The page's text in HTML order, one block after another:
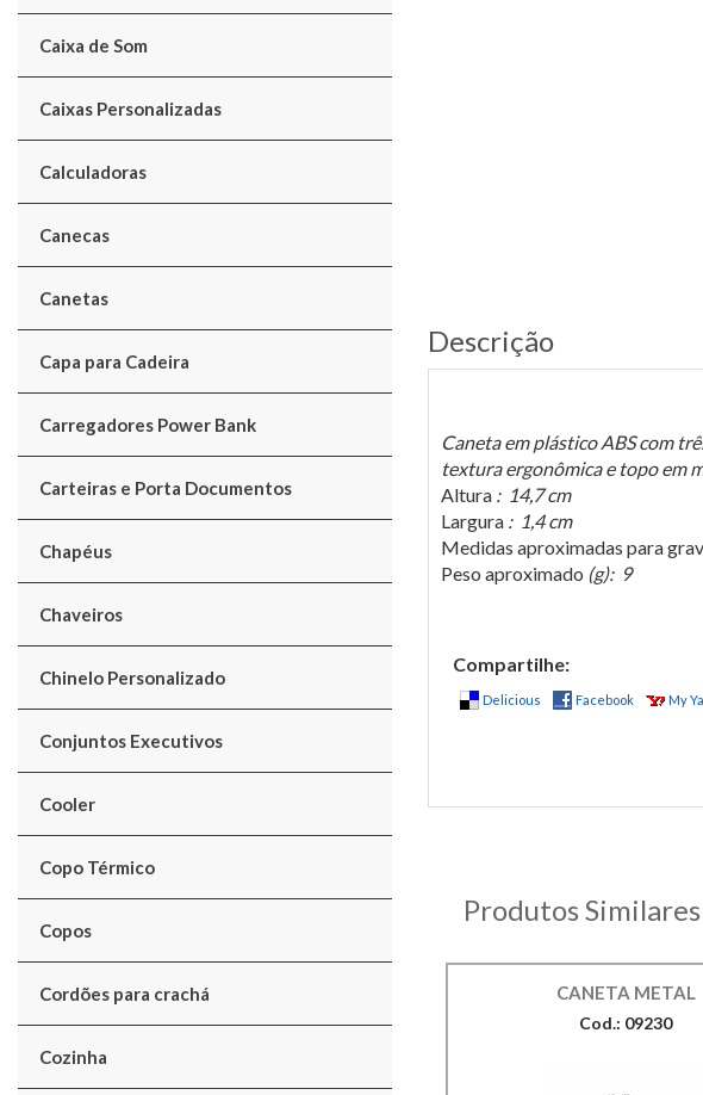
Caixa de Som
Caixas Personalizadas
Calculadoras
Canecas
Canetas
Capa para Cadeira
Carregadores Power Bank
Carteiras e Porta Documentos
Chapéus
Chaveiros
Chinelo Personalizado
Conjuntos Executivos
Cooler
Copo Térmico
Copos
Cordões para crachá
Cozinha
Descrição
Caneta em plástico ABS com
textura ergonômica e topo em
Altura: 14,7 cm
Largura: 1,4 cm
Medidas aproximadas para
Peso aproximado (g): 9
Compartilhe:
Delicious Facebook My
Produtos Similares
CANETA METAL
Cod.: 09230